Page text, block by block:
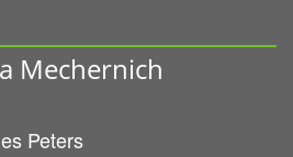
Mechernich
Peters